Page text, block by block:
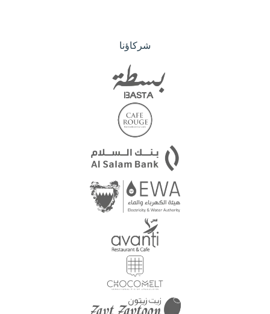
شركاؤنا